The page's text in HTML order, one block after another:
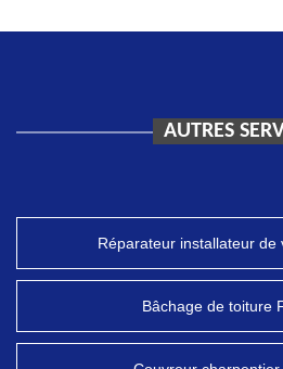
AUTRES
Réparateur installateur de
Bâchage de toiture